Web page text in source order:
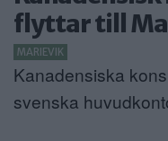
ANNONSERA
NÄRINGSLIV
MER
flyttar till
MARIEVIK
Kanadensiska
svenska